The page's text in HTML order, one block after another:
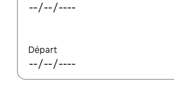
Départ